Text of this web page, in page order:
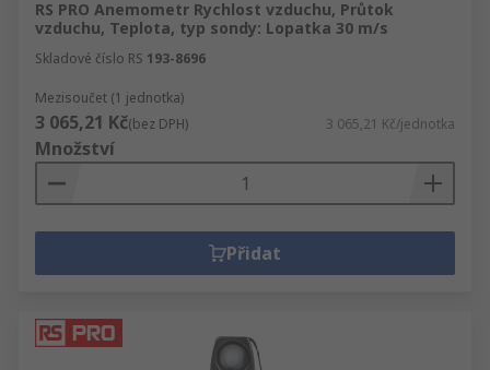
RS PRO Anemometr Rychlost vzduchu, Průtok
vzduchu, Teplota, typ sondy: Lopatka 30 m/s
Skladové číslo RS 193-8696
Mezisoučet (1 jednotka)
3 065,21 Kč(bez DPH) 3 065,21 Kč/jednotka
Množství
Přidat